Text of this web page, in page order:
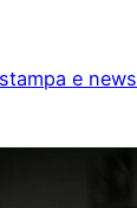
e news